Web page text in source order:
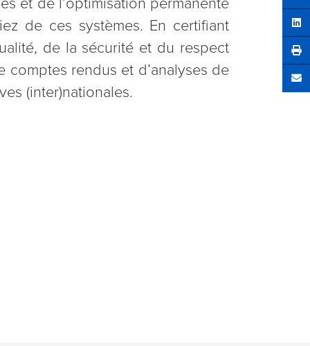
de ces systèmes. En certifiant
de la sécurité et du respect
rendus et d’analyses de
(inter)nationales.